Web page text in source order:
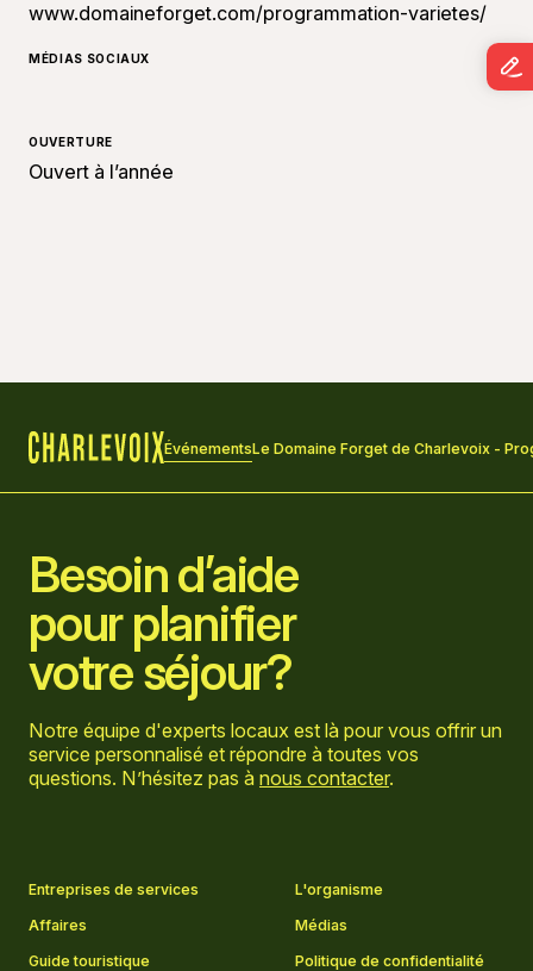
www.domaineforget.com/programmation-varietes/
MÉDIAS SOCIAUX
OUVERTURE
Ouvert à l’année
ÉvénementsLe Domaine Forget de Charlevoix -
Besoin d’aide
pour planifier
votre séjour?
Notre équipe d'experts locaux est là pour vous offrir un
service personnalisé et répondre à toutes vos
questions. N’hésitez pas à nous contacter.
Entreprises de services
L'organisme
Affaires
Médias
Guide touristique
Politique de confidentialité